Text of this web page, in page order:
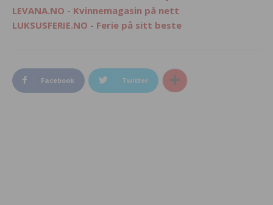
LEVANA.NO - Kvinnemagasin på nett
LUKSUSFERIE.NO - Ferie på sitt beste
Facebook Twitter